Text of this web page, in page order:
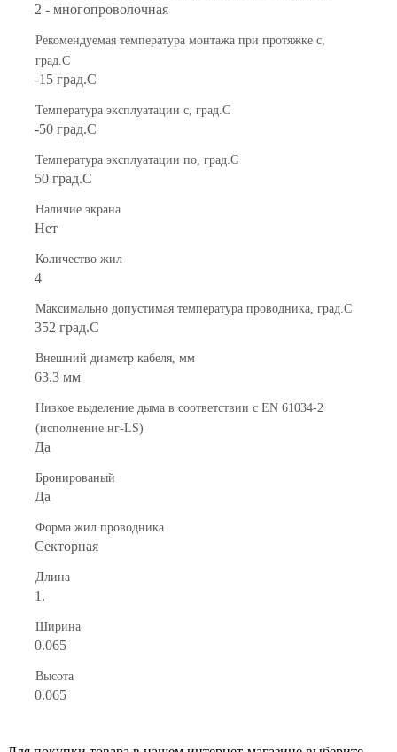
2 - многопроволочная
Рекомендуемая температура монтажа при протяжке с,
град.C
-15 град.C
Температура эксплуатации с, град.C
-50 град.C
Температура эксплуатации по, град.C
50 град.C
Наличие экрана
Нет
Количество жил
4
Максимально допустимая температура проводника, град.C
352 град.C
Внешний диаметр кабеля, мм
63.3 мм
Низкое выделение дыма в соответствии с EN 61034-2
(исполнение нг-LS)
Да
Бронированый
Да
Форма жил проводника
Секторная
Длина
1.
Ширина
0.065
Высота
0.065